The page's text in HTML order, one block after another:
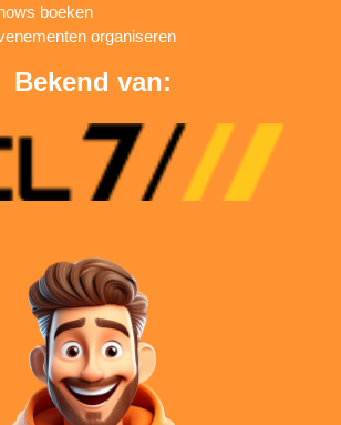
boeken
organiseren
Bekend van: